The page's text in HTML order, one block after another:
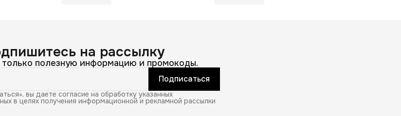
на рассылку
полезную информацию и промокоды.
Подписаться
вы даете согласие на обработку указанных
в целях получения информационной и рекламной рассылки